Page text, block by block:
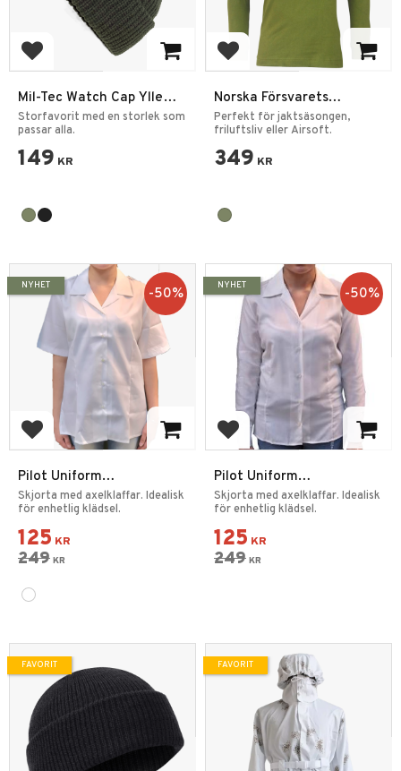
Lägg till i favoriter
Mil-Tec Watch Cap Ylle
Mössa Olles brorsa
Storfavorit med en storlek som
passar alla.
149 KR
Lägg till i favoriter
Norska Försvarets
Thermal Tröja Olivgrön
Perfekt för jaktsäsongen,
friluftsliv eller Airsoft.
349 KR
Lägg till i favoriter
Pilot Uniform
Kortärmsskjorta Vit Dam
Skjorta med axelklaffar. Idealisk
för enhetlig klädsel.
125 KR
249 KR
50%
NYHET
Lägg till i favoriter
Pilot Uniform
Långärmsskjorta Vit Dam
- Storlek 46
Skjorta med axelklaffar. Idealisk
för enhetlig klädsel.
125 KR
249 KR
50%
NYHET
FAVORIT FAVORIT